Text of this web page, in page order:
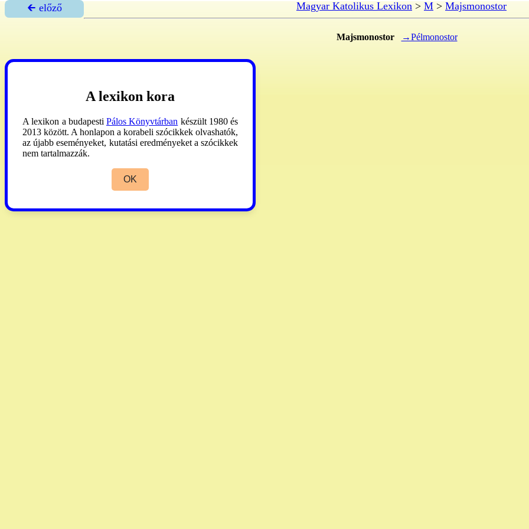
🡰 előző Magyar Katolikus Lexikon> M> Majsmonostor
Majsmonostor →Pélmonostor
A lexikon kora
A lexikon a budapesti Pálos Könyvtárban készült 1980 és
2013 között. A honlapon a korabeli szócikkek olvashatók,
az újabb eseményeket, kutatási eredményeket a szócikkek
nem tartalmazzák.
OK